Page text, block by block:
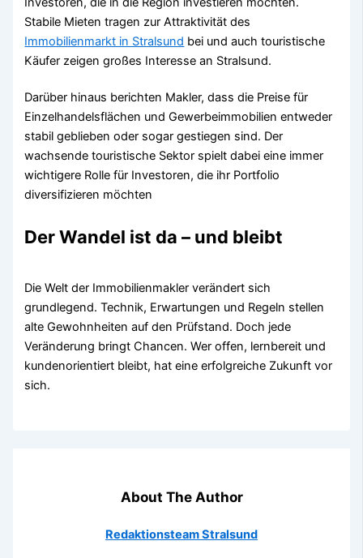
Stabile Mieten tragen zur Attraktivität des
Immobilienmarkt in Stralsund bei und auch touristische
Käufer zeigen großes Interesse an Stralsund.
Darüber hinaus berichten Makler, dass die Preise für
Einzelhandelsflächen und Gewerbeimmobilien entweder
stabil geblieben oder sogar gestiegen sind. Der
wachsende touristische Sektor spielt dabei eine immer
wichtigere Rolle für Investoren, die ihr Portfolio
diversifizieren möchten
Der Wandel ist da – und bleibt
Die Welt der Immobilienmakler verändert sich
grundlegend. Technik, Erwartungen und Regeln stellen
alte Gewohnheiten auf den Prüfstand. Doch jede
Veränderung bringt Chancen. Wer offen, lernbereit und
kundenorientiert bleibt, hat eine erfolgreiche Zukunft vor
sich.
About The Author
Redaktionsteam Stralsund